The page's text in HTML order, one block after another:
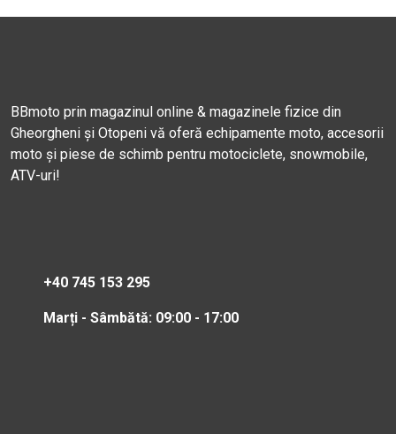
BBmoto prin magazinul online & magazinele fizice din
Gheorgheni și Otopeni vă oferă echipamente moto, accesorii
moto și piese de schimb pentru motociclete, snowmobile,
ATV-uri!
+40 745 153 295
Marți - Sâmbătă: 09:00 - 17:00